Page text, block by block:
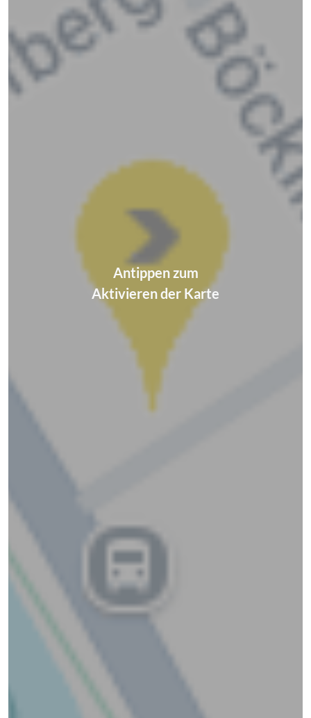
Antippen zum
Aktivieren der Karte